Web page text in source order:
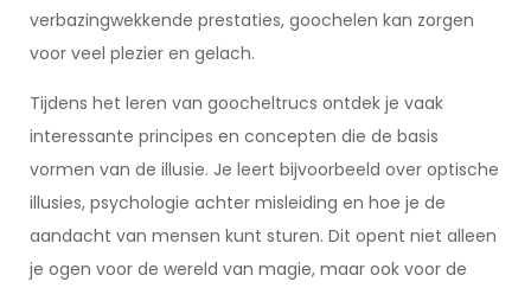
verbazingwekkende prestaties, goochelen kan zorgen
voor veel plezier en gelach.
Tijdens het leren van goocheltrucs ontdek je vaak
interessante principes en concepten die de basis
vormen van de illusie. Je leert bijvoorbeeld over optische
illusies, psychologie achter misleiding en hoe je de
aandacht van mensen kunt sturen. Dit opent niet alleen
je ogen voor de wereld van magie, maar ook voor de